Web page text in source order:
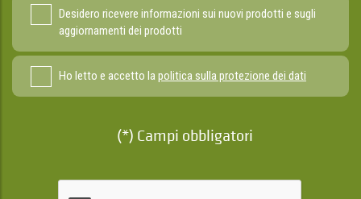
Desidero ricevere informazioni sui nuovi prodotti e sugli
aggiornamenti dei prodotti
Ho letto e accetto la politica sulla protezione dei dati
(*) Campi obbligatori